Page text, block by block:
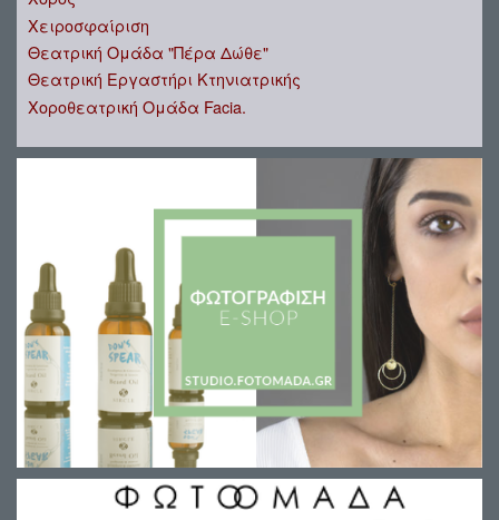
Χειροσφαίριση
Θεατρική Ομάδα "Πέρα Δώθε"
Θεατρική Εργαστήρι Κτηνιατρικής
Χοροθεατρική Ομάδα Facia.